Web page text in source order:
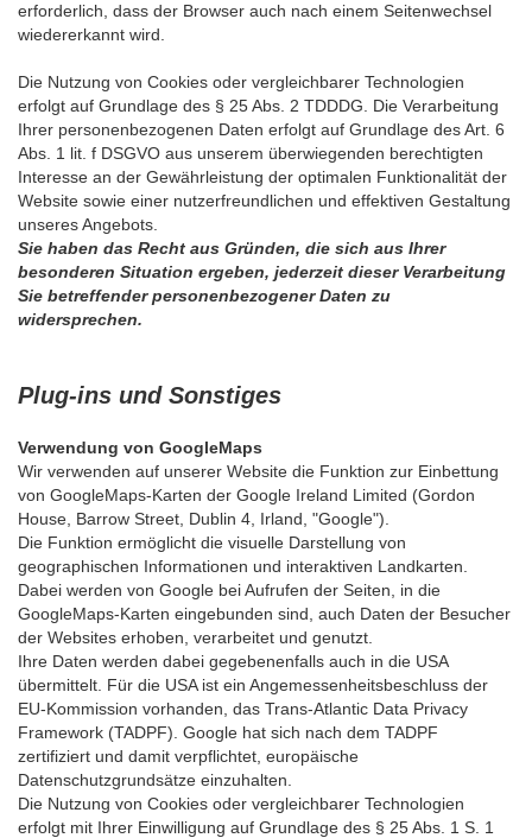
erforderlich, dass der Browser auch nach einem Seitenwechsel
wiedererkannt wird.
Die Nutzung von Cookies oder vergleichbarer Technologien
erfolgt auf Grundlage des § 25 Abs. 2 TDDDG. Die Verarbeitung
Ihrer personenbezogenen Daten erfolgt auf Grundlage des Art. 6
Abs. 1 lit. f DSGVO aus unserem überwiegenden berechtigten
Interesse an der Gewährleistung der optimalen Funktionalität der
Website sowie einer nutzerfreundlichen und effektiven Gestaltung
unseres Angebots.
Sie haben das Recht aus Gründen, die sich aus Ihrer
besonderen Situation ergeben, jederzeit dieser Verarbeitung
Sie betreffender personenbezogener Daten zu
widersprechen.
Plug-ins und Sonstiges
Verwendung von GoogleMaps
Wir verwenden auf unserer Website die Funktion zur Einbettung
von GoogleMaps-Karten der Google Ireland Limited (Gordon
House, Barrow Street, Dublin 4, Irland, "Google").
Die Funktion ermöglicht die visuelle Darstellung von
geographischen Informationen und interaktiven Landkarten.
Dabei werden von Google bei Aufrufen der Seiten, in die
GoogleMaps-Karten eingebunden sind, auch Daten der Besucher
der Websites erhoben, verarbeitet und genutzt.
Ihre Daten werden dabei gegebenenfalls auch in die USA
übermittelt. Für die USA ist ein Angemessenheitsbeschluss der
EU-Kommission vorhanden, das Trans-Atlantic Data Privacy
Framework (TADPF). Google hat sich nach dem TADPF
zertifiziert und damit verpflichtet, europäische
Datenschutzgrundsätze einzuhalten.
Die Nutzung von Cookies oder vergleichbarer Technologien
erfolgt mit Ihrer Einwilligung auf Grundlage des § 25 Abs. 1 S. 1